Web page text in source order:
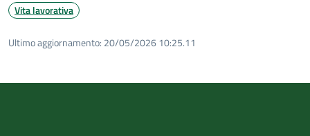
Vita lavorativa
Ultimo aggiornamento: 20/05/2026 10:25.11